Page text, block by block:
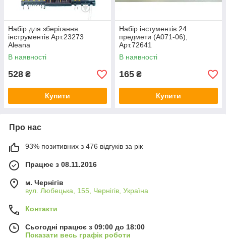
Набір для зберігання
інструментів Арт.23273
Aleana
В наявності
528 ₴
Купити
Набір інстументів 24
предмети (A071-06),
Арт.72641
В наявності
165 ₴
Купити
Про нас
93% позитивних з 476 відгуків за рік
Працює з 08.11.2016
м. Чернігів
вул. Любецька, 155, Чернігів, Україна
Контакти
Сьогодні працює з 09:00 до 18:00
Показати весь графік роботи